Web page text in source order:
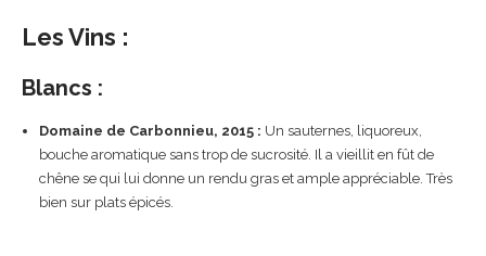
Les Vins :
Blancs :
Domaine de Carbonnieu, 2015 : Un sauternes, liquoreux,
bouche aromatique sans trop de sucrosité. Il a vieillit en fût de
chêne se qui lui donne un rendu gras et ample appréciable. Très
bien sur plats épicés.